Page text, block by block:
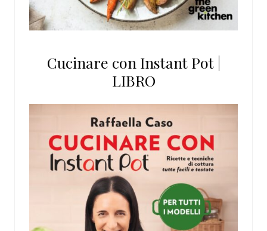
Cucinare con Instant Pot |
LIBRO